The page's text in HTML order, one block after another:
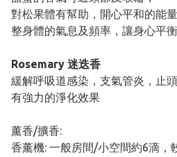
對松果體有幫助，開心平和的能
整身體的氣息及頻率，讓身心平衡
Rosemary 迷迭香
緩解呼吸道感染，支氣管炎，止頭
有強力的淨化效果
薰香/擴香:
香薰機: 一般房間/小空間約6滴，